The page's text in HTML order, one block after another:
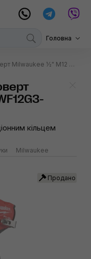
Головна
Акумуляторний гайковерт Milwaukee ½" M12 FCIWF12G3-502X
кільцем
Milwaukee
Продано